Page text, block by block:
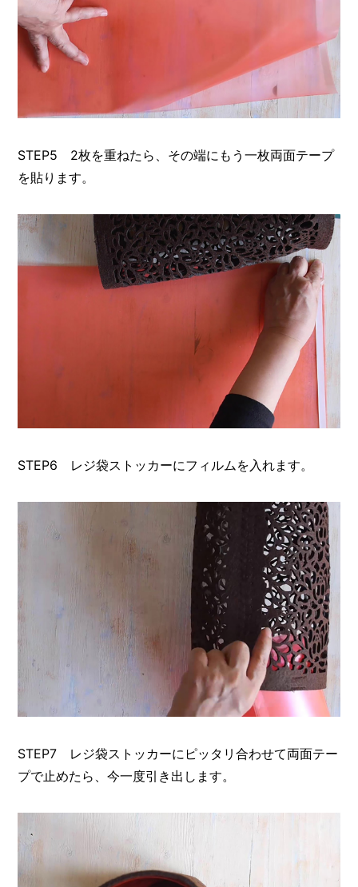
STEP5 2枚を重ねたら、その端にもう一枚両面テープ
を貼ります。
STEP6 レジ袋ストッカーにフィルムを入れます。
STEP7 レジ袋ストッカーにピッタリ合わせて両面テー
プで止めたら、今一度引き出します。